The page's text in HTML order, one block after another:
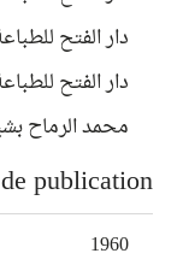
‏دار الفتح
دار الفتح
محمد الرماح
publication
1960